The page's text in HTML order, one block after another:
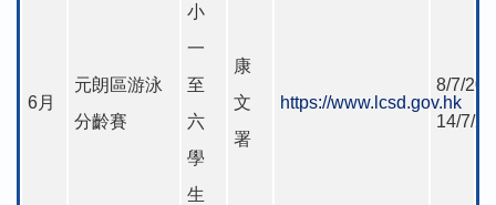
6月
元朗區游泳
分齡賽
小
一
至
六
學
生
康
文
署
https://www.lcsd.gov.hk
8/7/
14/7/